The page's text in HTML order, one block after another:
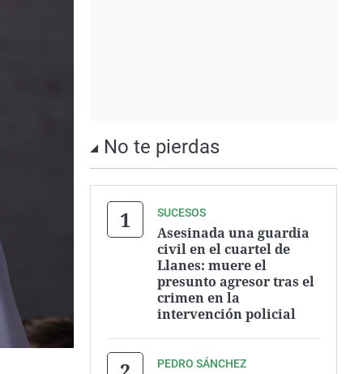
No te pierdas
SUCESOS
Asesinada una guardia
civil en el cuartel de
Llanes: muere el
presunto agresor tras el
crimen en la
intervención policial
PEDRO SÁNCHEZ